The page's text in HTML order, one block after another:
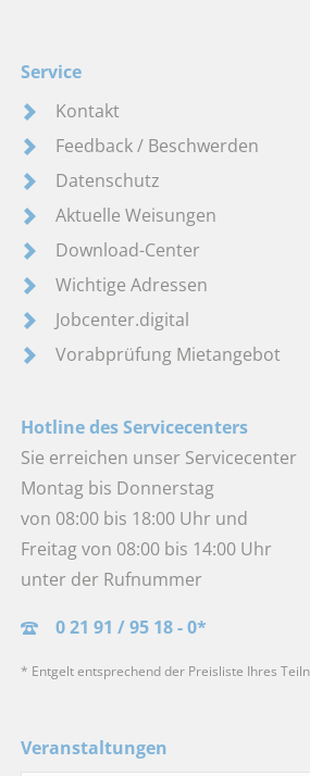
Service
Kontakt
Feedback / Beschwerden
Datenschutz
Aktuelle Weisungen
Download-Center
Wichtige Adressen
Jobcenter.digital
Vorabprüfung Mietangebot
Hotline des Servicecenters
Sie erreichen unser Servicecenter
Montag bis Donnerstag
von 08:00 bis 18:00 Uhr und
Freitag von 08:00 bis 14:00 Uhr
unter der Rufnummer
0 21 91 / 95 18 - 0*
* Entgelt entsprechend der Preisliste Ihres
Veranstaltungen